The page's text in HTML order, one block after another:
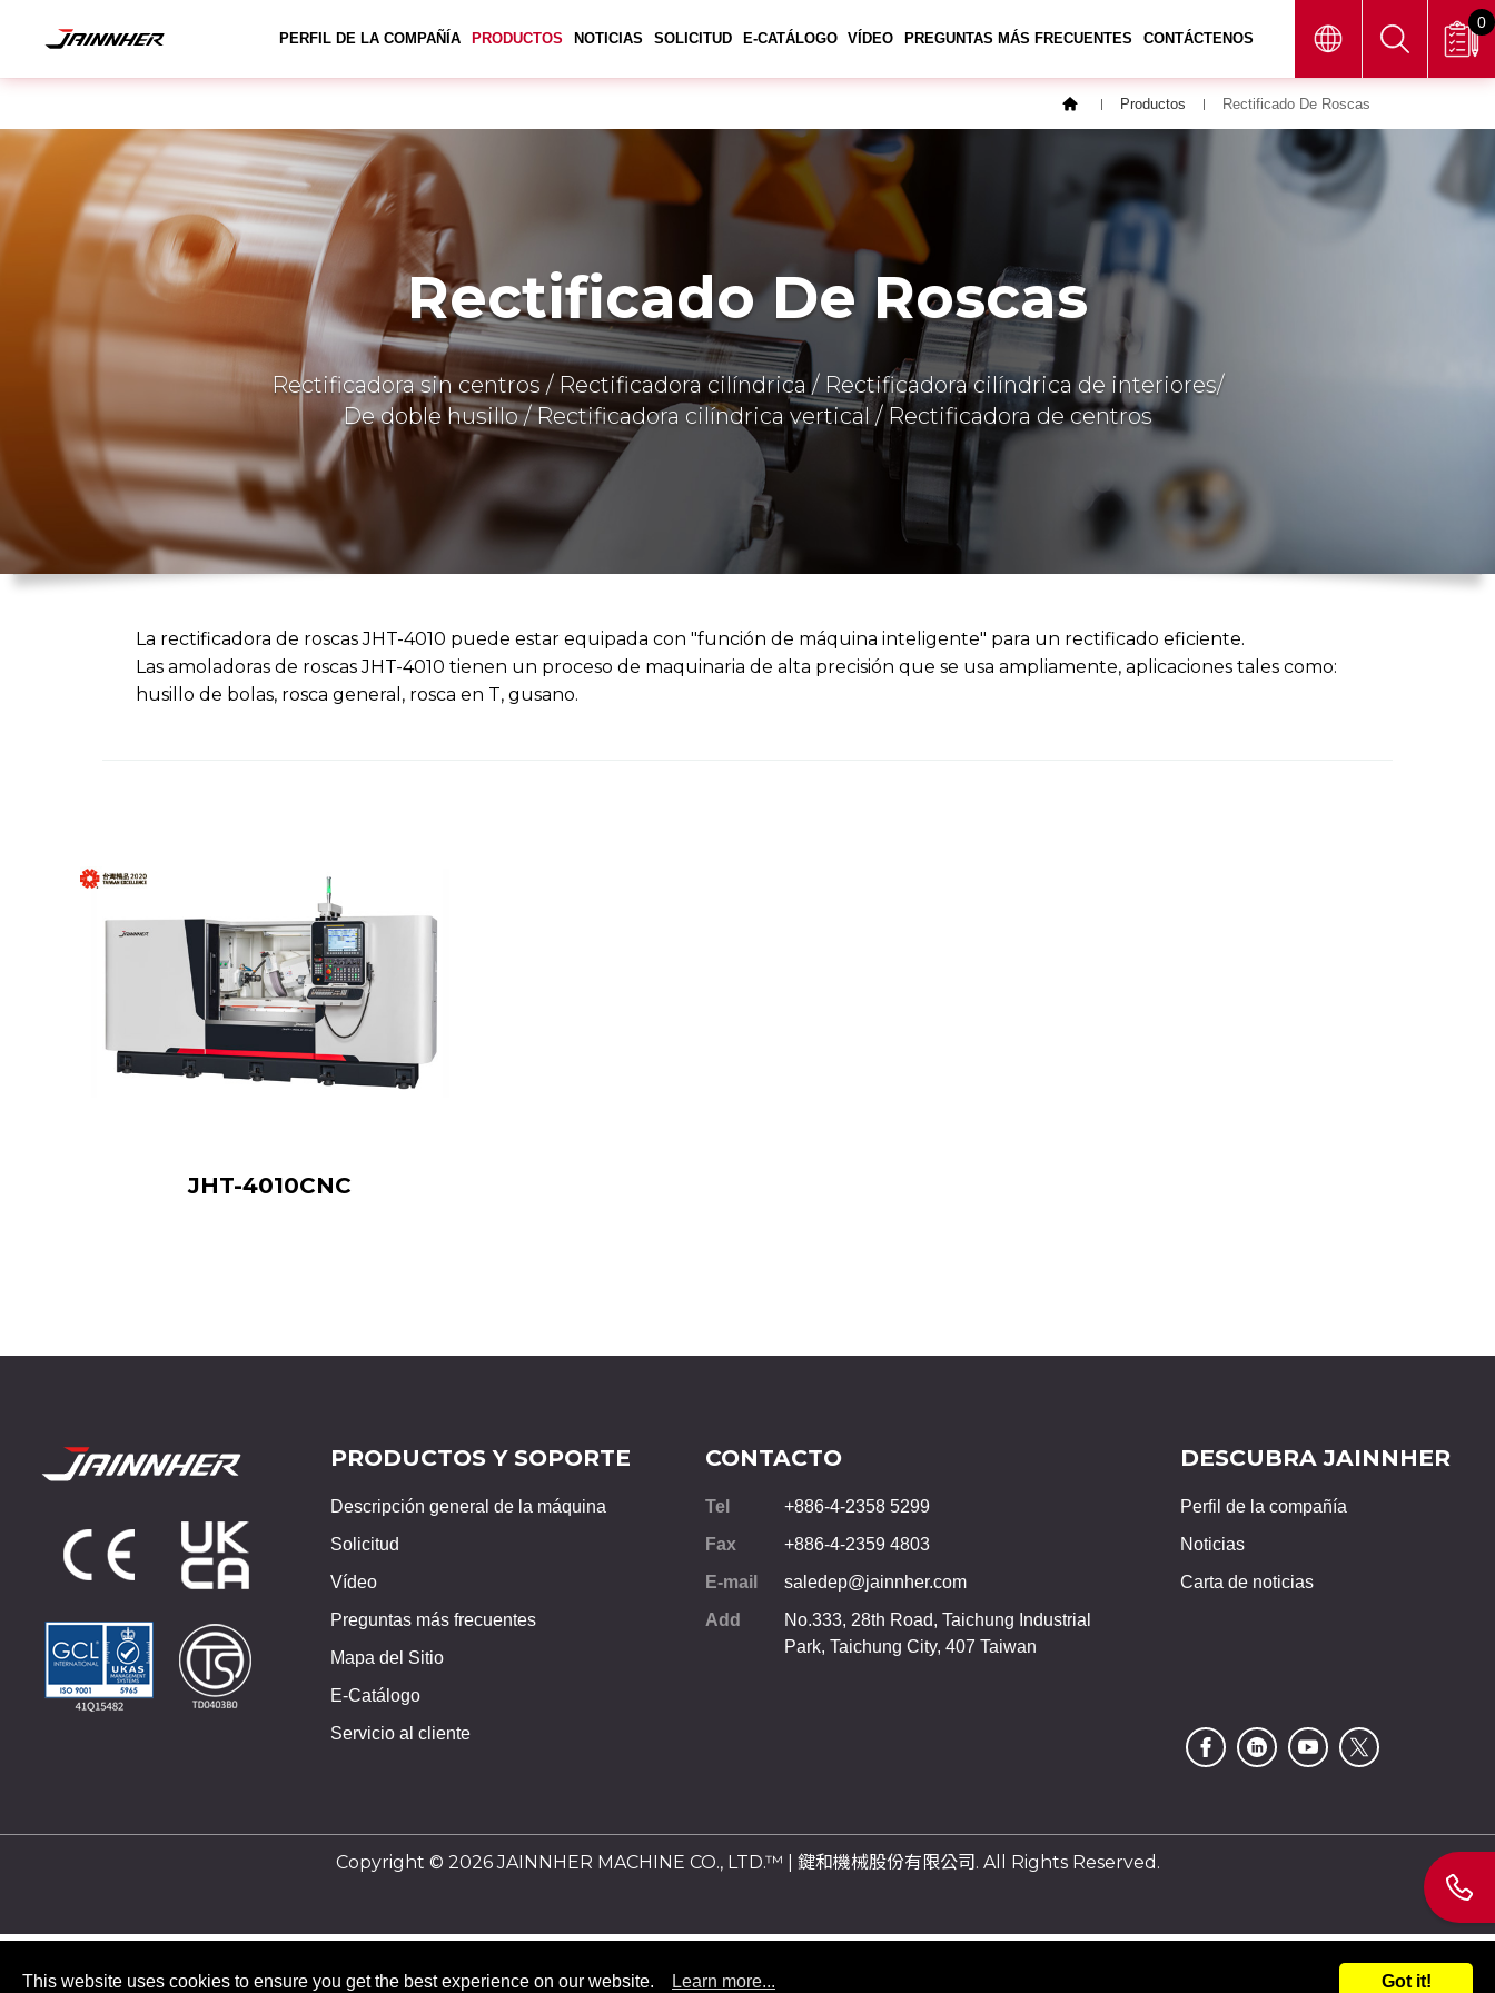
PERFIL DE LA COMPAÑÍA PRODUCTOS NOTICIAS SOLICITUD E-CATÁLOGO VÍDEO PREGUNTAS MÁS FRECUENTES CONTÁCTENOS
0
Productos Rectificado De Roscas
Rectificado De Roscas
Rectificadora sin centros / Rectificadora cilíndrica / Rectificadora cilíndrica de interiores/
De doble husillo / Rectificadora cilíndrica vertical / Rectificadora de centros
La rectificadora de roscas JHT-4010 puede estar equipada con "función de máquina inteligente" para un rectificado eficiente.
Las amoladoras de roscas JHT-4010 tienen un proceso de maquinaria de alta precisión que se usa ampliamente, aplicaciones tales como:
husillo de bolas, rosca general, rosca en T, gusano.
JHT-4010CNC
PRODUCTOS Y SOPORTE
Descripción general de la máquina
Solicitud
Vídeo
Preguntas más frecuentes
Mapa del Sitio
E-Catálogo
Servicio al cliente
CONTACTO
Tel
+886-4-2358 5299
Fax
+886-4-2359 4803
E-mail
saledep@jainnher.com
Add
No.333, 28th Road, Taichung Industrial
Park, Taichung City,407Taiwan
DESCUBRA JAINNHER
Perfil de la compañía
Noticias
Carta de noticias
Copyright © 2026 JAINNHER MACHINE CO., LTD.™ | 鍵和機械股份有限公司. All Rights Reserved.
This website uses cookies to ensure you get the best experience on our website. Learn more... Got it!